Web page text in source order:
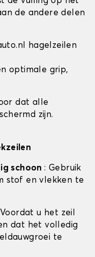
de andere delen
hagelzeilen
optimale grip,
dat alle
zijn.
schoon: Gebruik
stof en vlekken te
u het zeil
dat het volledig
te